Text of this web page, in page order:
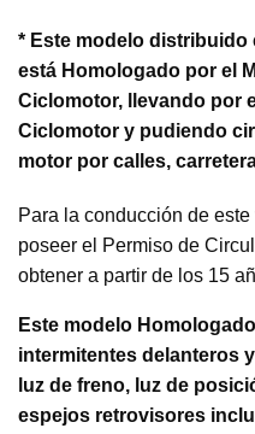
* Este modelo
está Homologado por el
Ciclomotor, llevando por
Ciclomotor y pudiendo
motor por calles,
Para la conducción de
poseer el Permiso de
obtener a partir de los 15
Este modelo
intermitentes delanteros
luz de freno, luz de
espejos retrovisores